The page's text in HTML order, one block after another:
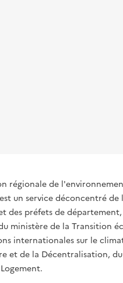
régionale de
un service déconcentré
des préfets de
ministère de la Transition
internationales sur le
et de la Décentralisation,